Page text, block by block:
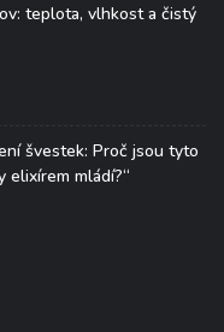
teplota, vlhkost a čistý
švestek: Proč jsou tyto
elixírem mládí?“